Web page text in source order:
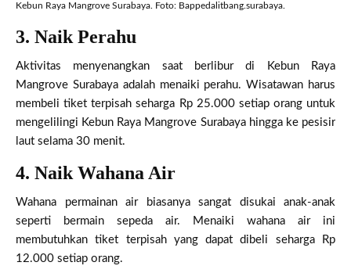
Kebun Raya Mangrove Surabaya. Foto: Bappedalitbang.surabaya.
3. Naik Perahu
Aktivitas menyenangkan saat berlibur di Kebun Raya
Mangrove Surabaya adalah menaiki perahu. Wisatawan harus
membeli tiket terpisah seharga Rp 25.000 setiap orang untuk
mengelilingi Kebun Raya Mangrove Surabaya hingga ke pesisir
laut selama 30 menit.
4. Naik Wahana Air
Wahana permainan air biasanya sangat disukai anak-anak
seperti bermain sepeda air. Menaiki wahana air ini
membutuhkan tiket terpisah yang dapat dibeli seharga Rp
12.000 setiap orang.